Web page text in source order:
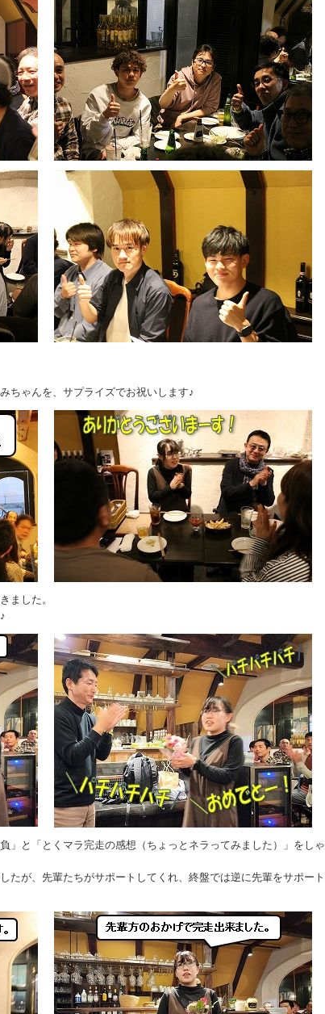
ちゃんを、サプライズでお祝いします♪
ました。
」と「とくマラ完走の感想（ちょっとネラってみました）」をしゃ
たが、先輩たちがサポートしてくれ、終盤では逆に先輩をサポート